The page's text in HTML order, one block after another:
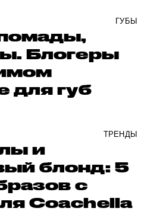
ГУБЫ
Блогеры
для губ
ТРЕНДЫ
и
блонд: 5
с
Coachella